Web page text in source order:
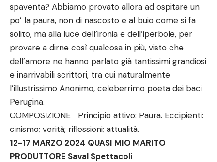
spaventa? Abbiamo provato allora ad ospitare un
po’ la paura, non di nascosto e al buio come si fa
solito, ma alla luce dell’ironia e dell’iperbole, per
provare a dirne così qualcosa in più, visto che
dell’amore ne hanno parlato già tantissimi grandiosi
e inarrivabili scrittori, tra cui naturalmente
l’illustrissimo Anonimo, celeberrimo poeta dei baci
Perugina.
COMPOSIZIONE Principio attivo: Paura. Eccipienti:
cinismo; verità; riflessioni; attualità.
12-17 MARZO 2024 QUASI MIO MARITO
PRODUTTORE Saval Spettacoli